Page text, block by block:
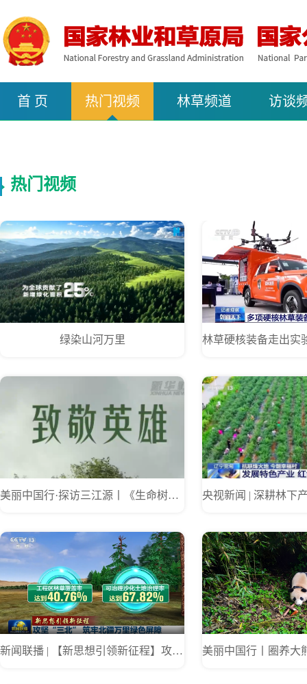
首 页 热门视频 林草频道 访谈
热门视频
绿染山河万里
美丽中国行·探访三江源丨《生命树》的那棵树 今已亭亭如盖
新闻联播 | 【新思想引领新征程】攻坚“三北” 筑牢北疆万里绿色屏障